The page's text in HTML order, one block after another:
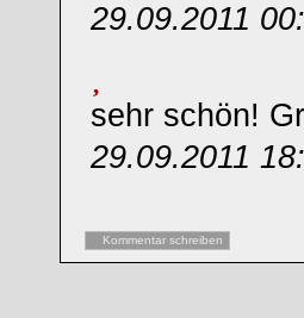
29.09.2011
sehr schön!
29.09.2011
Kommentar schreiben